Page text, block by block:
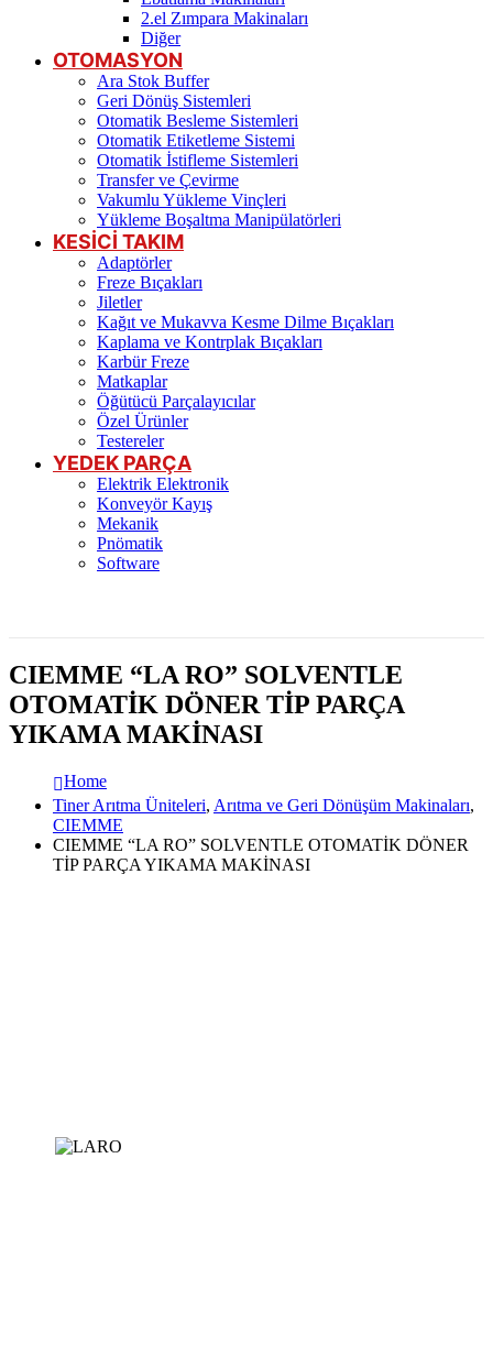
2.el Zımpara Makinaları
Diğer
OTOMASYON
Ara Stok Buffer
Geri Dönüş Sistemleri
Otomatik Besleme Sistemleri
Otomatik Etiketleme Sistemi
Otomatik İstifleme Sistemleri
Transfer ve Çevirme
Vakumlu Yükleme Vinçleri
Yükleme Boşaltma Manipülatörleri
KESİCİ TAKIM
Adaptörler
Freze Bıçakları
Jiletler
Kağıt ve Mukavva Kesme Dilme Bıçakları
Kaplama ve Kontrplak Bıçakları
Karbür Freze
Matkaplar
Öğütücü Parçalayıcılar
Özel Ürünler
Testereler
YEDEK PARÇA
Elektrik Elektronik
Konveyör Kayış
Mekanik
Pnömatik
Software
CIEMME “LA RO” SOLVENTLE
OTOMATİK DÖNER TİP PARÇA
YIKAMA MAKİNASI
Home
Tiner Arıtma Üniteleri, Arıtma ve Geri Dönüşüm Makinaları,
CIEMME
CIEMME “LA RO” SOLVENTLE OTOMATİK DÖNER
TİP PARÇA YIKAMA MAKİNASI